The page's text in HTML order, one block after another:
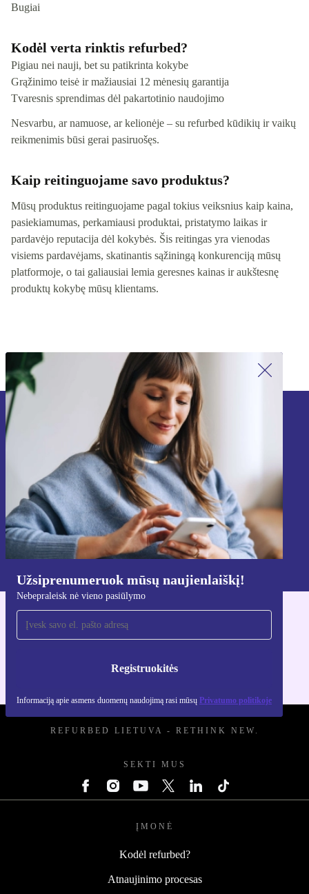
Bugiai
Kodėl verta rinktis refurbed?
Pigiau nei nauji, bet su patikrinta kokybe
Grąžinimo teisė ir mažiausiai 12 mėnesių garantija
Tvaresnis sprendimas dėl pakartotinio naudojimo
Nesvarbu, ar namuose, ar kelionėje – su refurbed kūdikių ir vaikų
reikmenimis būsi gerai pasiruošęs.
Kaip reitinguojame savo produktus?
Mūsų produktus reitinguojame pagal tokius veiksnius kaip kaina,
pasiekiamumas, perkamiausi produktai, pristatymo laikas ir
pardavėjo reputacija dėl kokybės. Šis reitingas yra vienodas
visiems pardavėjams, skatinantis sąžiningą konkurenciją mūsų
platformoje, o tai galiausiai lemia geresnes kainas ir aukštesnę
produktų kokybę mūsų klientams.
Užsiprenumeruok mūsų naujienlaiškį!
Nebepraleisk nė vieno pasiūlymo
Registruokitės
Informaciją apie asmens duomenų naudojimą rasi mūsų Privatumo politikoje
Užsiprenumeruok mūsų naujienlaiškį!
Nebepraleisk nė vieno pasiūlymo.
Registruokitės
Informaciją apie asmens duomenų naudojimą rasi mūsų
Atsisiųsti refurbed programėlę
Skirta iOS ir Android
REFURBED LIETUVA - RETHINK NEW.
SEKTI MUS
ĮMONĖ
Kodėl refurbed?
Atnaujinimo procesas